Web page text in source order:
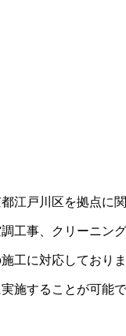
江戸川区を拠点に
工事、クリーニン
に対応しており
施することが可能で